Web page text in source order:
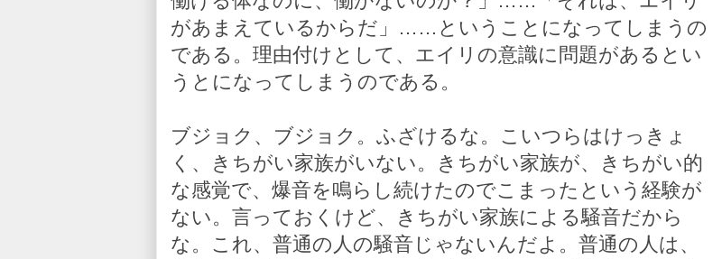
があまえているからだ」……ということになってしまうの
である。理由付けとして、エイリの意識に問題があるとい
うとになってしまうのである。
ブジョク、ブジョク。ふざけるな。こいつらはけっきょ
く、きちがい家族がいない。きちがい家族が、きちがい的
な感覚で、爆音を鳴らし続けたのでこまったという経験が
ない。言っておくけど、きちがい家族による騒音だから
な。これ、普通の人の騒音じゃないんだよ。普通の人は、